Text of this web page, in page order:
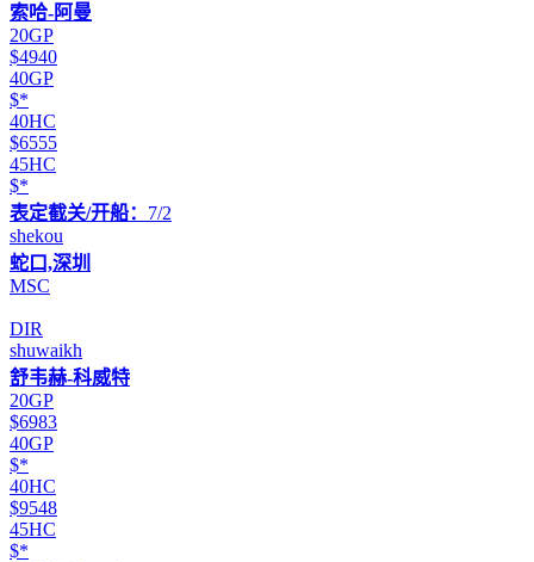
索哈-阿曼
20GP
$4940
40GP
$*
40HC
$6555
45HC
$*
表定截关/开船： 7/2
shekou
蛇口,深圳
MSC
DIR
shuwaikh
舒韦赫-科威特
20GP
$6983
40GP
$*
40HC
$9548
45HC
$*